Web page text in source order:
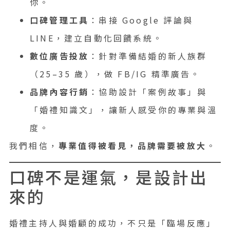
口碑管理工具 ：串接 Google 評論與
LINE，建立自動化回饋系統。
數位廣告投放 ：針對準備結婚的新人族群
（25–35 歲），做 FB/IG 精準廣告。
品牌內容行銷 ：協助設計「案例故事」與
「婚禮知識文」，讓新人感受你的專業與溫
度。
我們相信， 專業值得被看見，品牌需要被放大 。
口碑不是運氣，是設計出
來的
婚禮主持人與婚顧的成功，不只是「臨場反應」